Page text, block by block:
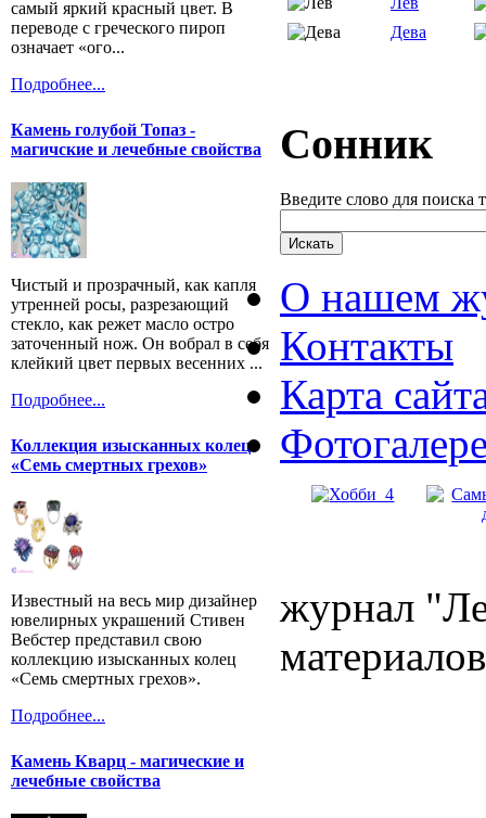
самый яркий красный цвет. В
переводе с греческого пироп
означает «ого...
Подробнее...
Камень голубой Топаз -
магичские и лечебные свойства
Чистый и прозрачный, как капля
утренней росы, разрезающий
стекло, как режет масло остро
заточенный нож. Он вобрал в себя
клейкий цвет первых весенних ...
Подробнее...
Коллекция изысканных колец
«Семь смертных грехов»
Известный на весь мир дизайнер
ювелирных украшений Стивен
Вебстер представил свою
коллекцию изысканных колец
«Семь смертных грехов».
Подробнее...
Камень Кварц - магические и
лечебные свойства
Дева
Сонник
Введите слово для поиска
О нашем
Контакты
Карта
журнал